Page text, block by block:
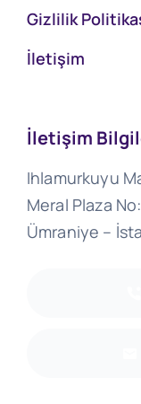
Gizlilik
İletişim
İletişim
Ihlamurkuyu
Meral Plaza
Ümraniye –